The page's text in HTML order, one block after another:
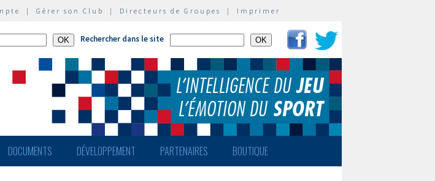
| Gérer son Club | Directeurs de Groupes | Imprimer
Rechercher dans le site
DOCUMENTS DÉVELOPPEMENT PARTENAIRES BOUTIQUE